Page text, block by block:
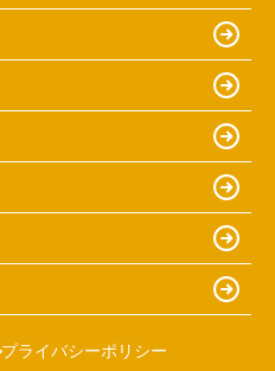
プライバシーポリシー